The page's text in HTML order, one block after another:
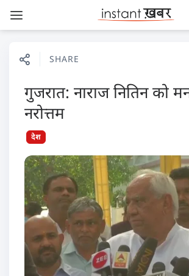
SHARE
गुजरात: नाराज नितिन को
नरोत्तम
देश